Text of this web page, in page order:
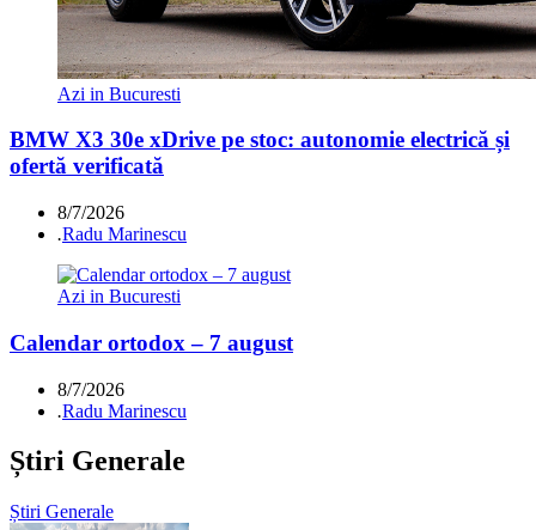
Azi in Bucuresti
BMW X3 30e xDrive pe stoc: autonomie electrică și
ofertă verificată
8/7/2026
.Radu Marinescu
Azi in Bucuresti
Calendar ortodox – 7 august
8/7/2026
.Radu Marinescu
Știri Generale
Știri Generale